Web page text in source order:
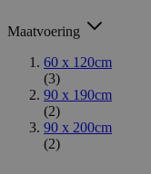
Maatvoering
60 x 120cm
(3)
90 x 190cm
(2)
90 x 200cm
(2)